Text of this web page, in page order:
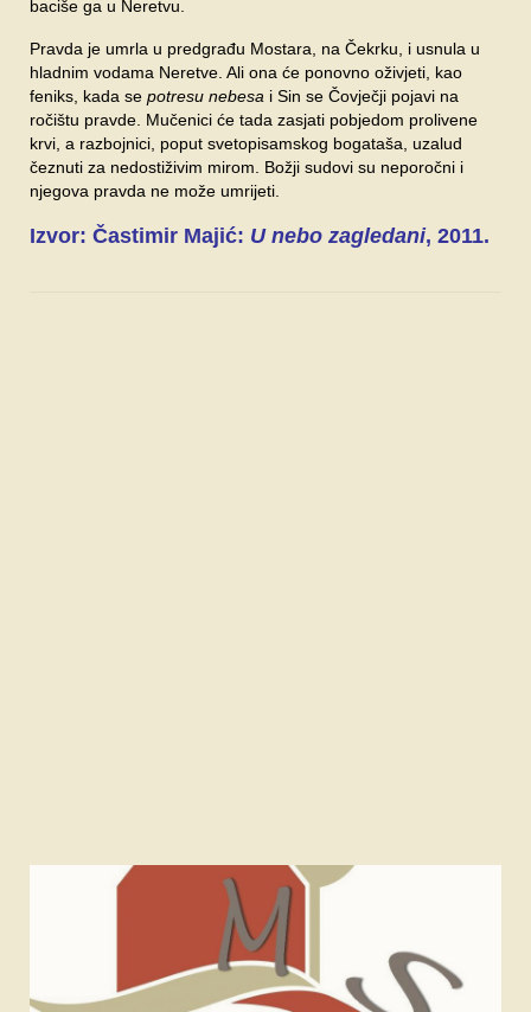
baciše ga u Neretvu.
Pravda je umrla u predgrađu Mostara, na Čekrku, i usnula u
hladnim vodama Neretve. Ali ona će ponovno oživjeti, kao
feniks, kada se potresu nebesa i Sin se Čovječji pojavi na
ročištu pravde. Mučenici će tada zasjati pobjedom prolivene
krvi, a razbojnici, poput svetopisamskog bogataša, uzalud
čeznuti za nedostiživim mirom. Božji sudovi su neporočni i
njegova pravda ne može umrijeti.
Izvor: Častimir Majić: U nebo zagledani, 2011.